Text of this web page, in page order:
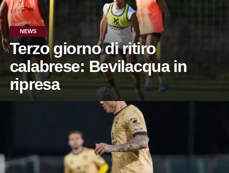
NEWS
Terzo giorno di ritiro
calabrese: Bevilacqua in
ripresa